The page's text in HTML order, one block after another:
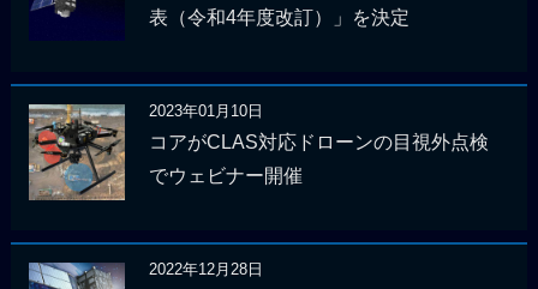
表（令和4年度改訂）」を決定
2023年01月10日
コアがCLAS対応ドローンの目視外点検
でウェビナー開催
2022年12月28日